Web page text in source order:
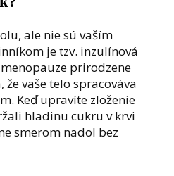
ale nie sú vaším
je tzv. inzulínová
prirodzene
že vaše telo spracováva
Keď upravíte zloženie
hladinu cukru v krvi
smerom nadol bez